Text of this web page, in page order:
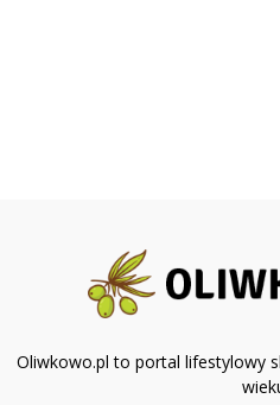
Oliwkowo.pl to portal lifestylowy